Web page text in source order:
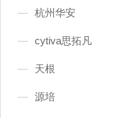
杭州华安
cytiva思拓凡
天根
源培